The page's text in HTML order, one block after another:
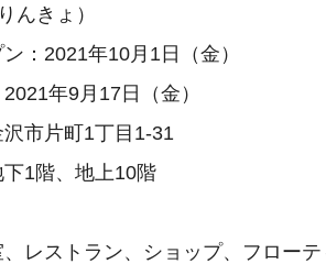
んきょ）
：2021年10月1日（金）
年9月17日（金）
市片町1丁目1-31
1階、地上10階
レストラン、ショップ、フロー